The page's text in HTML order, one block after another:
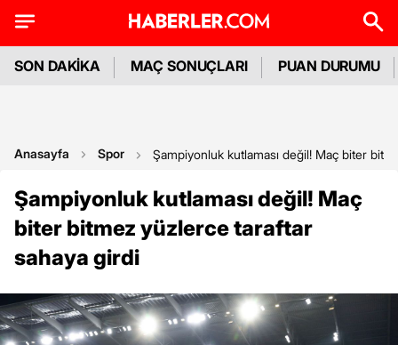
SON DAKİKA MAÇ SONUÇLARI PUAN DURUMU
Anasayfa Spor Şampiyonluk kutlaması değil! Maç biter
Şampiyonluk kutlaması değil! Maç
biter bitmez yüzlerce taraftar
sahaya girdi